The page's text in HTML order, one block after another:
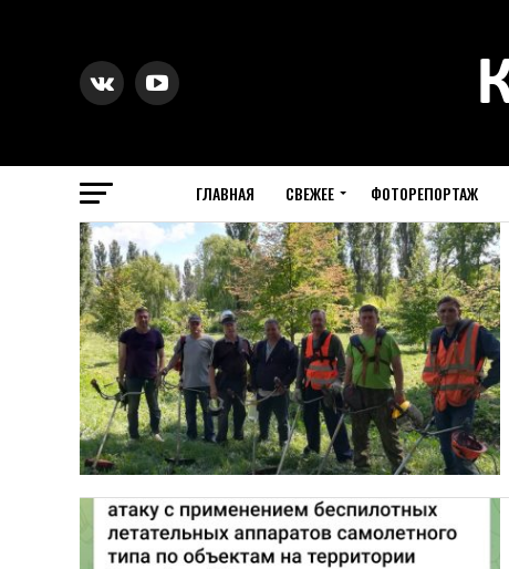
ГЛАВНАЯ СВЕЖЕЕ ФОТОРЕПОРТАЖ